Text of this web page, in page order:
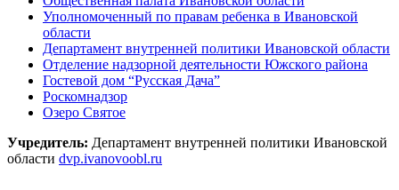
Уполномоченный по правам ребенка в Ивановской
области
Департамент внутренней политики Ивановской области
Отделение надзорной деятельности Южского района
Гостевой дом “Русская Дача”
Роскомнадзор
Озеро Святое
Учредитель: Департамент внутренней политики Ивановской
области dvp.ivanovoobl.ru